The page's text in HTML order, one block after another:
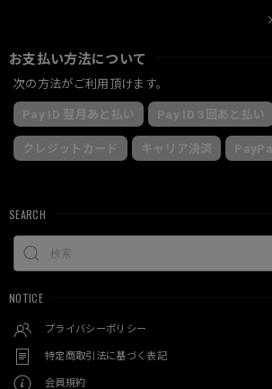
お支払い方法について
次の方法がご利用頂けます。
Pay ID 翌月あと払い Pay ID 3回あと払い
クレジットカード キャリア決済 PayPal
SEARCH
NOTICE
プライバシーポリシー
特定商取引法に基づく表記
会員規約